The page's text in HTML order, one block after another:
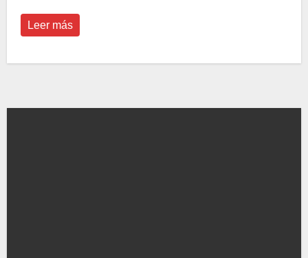
Leer más